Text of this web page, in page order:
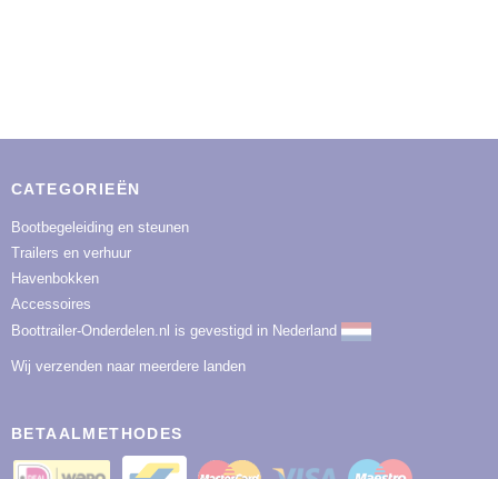
CATEGORIEËN
Bootbegeleiding en steunen
Trailers en verhuur
Havenbokken
Accessoires
Boottrailer-Onderdelen.nl is gevestigd in Nederland
Wij verzenden naar meerdere landen
BETAALMETHODES